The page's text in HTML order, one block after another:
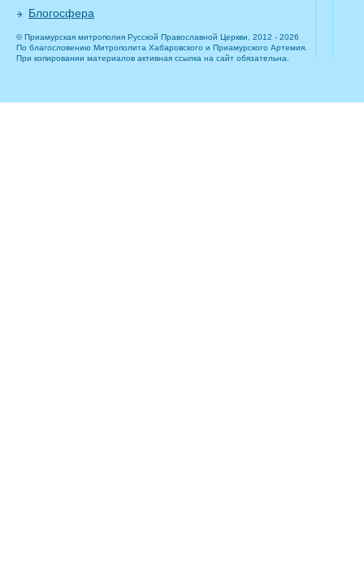
Блогосфера
© Приамурская митрополия Русской Православной Церкви, 2012 - 2026
По благословению Митрополита Хабаровского и Приамурского Артемия.
При копировании материалов активная ссылка на сайт обязательна.